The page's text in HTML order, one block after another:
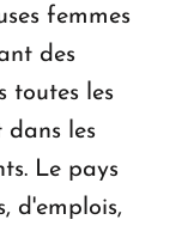
femmes
des
toutes les
dans les
Le pays
d'emplois,